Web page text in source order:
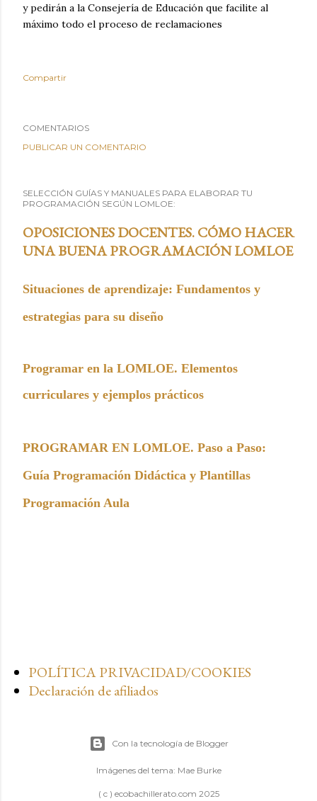
y pedirán a la Consejería de Educación que facilite al
máximo todo el proceso de reclamaciones
Compartir
COMENTARIOS
PUBLICAR UN COMENTARIO
SELECCIÓN GUÍAS Y MANUALES PARA ELABORAR TU
PROGRAMACIÓN SEGÚN LOMLOE:
OPOSICIONES DOCENTES. CÓMO HACER
UNA BUENA PROGRAMACIÓN LOMLOE
Situaciones de aprendizaje: Fundamentos y
estrategias para su diseño
Programar en la LOMLOE. Elementos
curriculares y ejemplos prácticos
PROGRAMAR EN LOMLOE. Paso a Paso:
Guía Programación Didáctica y Plantillas
Programación Aula
POLÍTICA PRIVACIDAD/COOKIES
Declaración de afiliados
Con la tecnología de Blogger
Imágenes del tema: Mae Burke
( c ) ecobachillerato.com 2025